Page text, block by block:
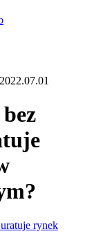
2022.07.01